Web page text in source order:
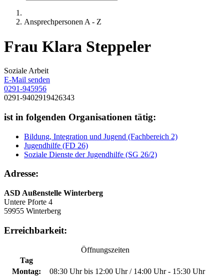
Ansprechpersonen A - Z
Frau Klara Steppeler
Soziale Arbeit
E-Mail senden
0291-945956
0291-9402919426343
ist in folgenden Organisationen tätig:
Bildung, Integration und Jugend (Fachbereich 2)
Jugendhilfe (FD 26)
Soziale Dienste der Jugendhilfe (SG 26/2)
Adresse:
ASD Außenstelle Winterberg
Untere Pforte 4
59955 Winterberg
Erreichbarkeit:
Öffnungszeiten
Tag
Montag:
08:30 Uhr bis 12:00 Uhr / 14:00 Uhr - 15:30 Uhr